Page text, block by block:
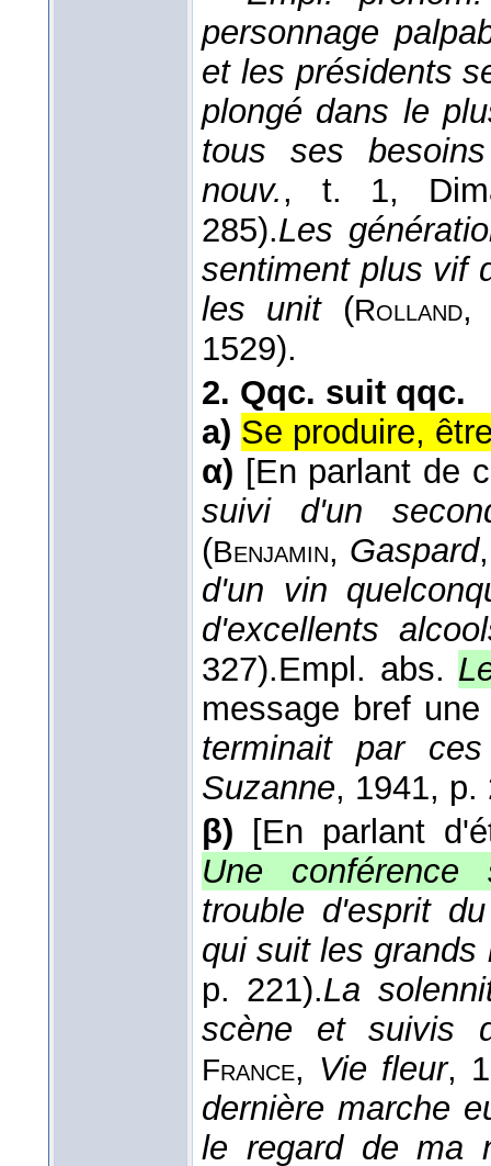
personnage
et les présidents
plongé dans le
tous ses
nouv., t. 1,
285).Les
sentiment plus vif
les unit(Rolland
1529).
2. Qqc. suit qqc.
a) Se produire,
α) [En parlant de
suivi d'un
(Benjamin, Gaspard
d'un vin
d'excellents
327).Empl. abs.
message bref
terminait par
Suzanne, 1941, p.
β) [En parlant
Une conférence
trouble d'esprit
qui suit les grands
p. 221).La
scène et suivis
France, Vie fleur,
dernière marche
le regard de ma